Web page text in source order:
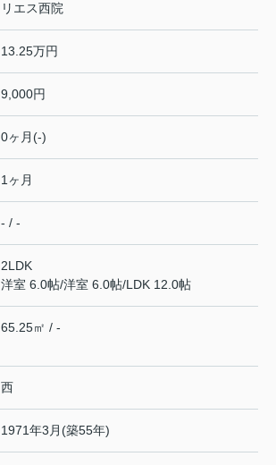
リエス西院
13.25万円
9,000円
0ヶ月(-)
1ヶ月
- / -
2LDK
洋室 6.0帖/洋室 6.0帖/LDK 12.0帖
65.25㎡ / -
西
1971年3月(築55年)